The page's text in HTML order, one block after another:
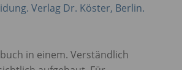
Verlag Dr. Köster, Berlin.
in einem. Verständlich